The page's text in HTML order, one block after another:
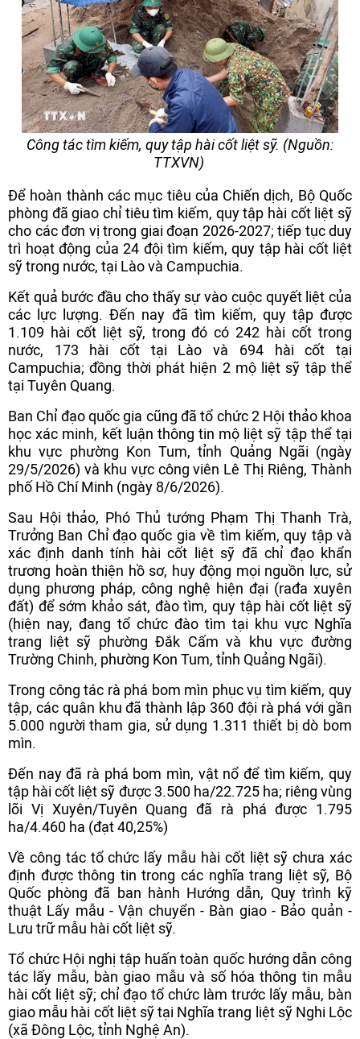
Công tác tìm kiếm, quy tập hài cốt liệt sỹ. (Nguồn:
TTXVN)
Để hoàn thành các mục tiêu của Chiến dịch, Bộ Quốc
phòng đã giao chỉ tiêu tìm kiếm, quy tập hài cốt liệt sỹ
cho các đơn vị trong giai đoạn 2026-2027; tiếp tục duy
trì hoạt động của 24 đội tìm kiếm, quy tập hài cốt liệt
sỹ trong nước, tại Lào và Campuchia.
Kết quả bước đầu cho thấy sự vào cuộc quyết liệt của
các lực lượng. Đến nay đã tìm kiếm, quy tập được
1.109 hài cốt liệt sỹ, trong đó có 242 hài cốt trong
nước, 173 hài cốt tại Lào và 694 hài cốt tại
Campuchia; đồng thời phát hiện 2 mộ liệt sỹ tập thể
tại Tuyên Quang.
Ban Chỉ đạo quốc gia cũng đã tổ chức 2 Hội thảo khoa
học xác minh, kết luận thông tin mộ liệt sỹ tập thể tại
khu vực phường Kon Tum, tỉnh Quảng Ngãi (ngày
29/5/2026) và khu vực công viên Lê Thị Riêng, Thành
phố Hồ Chí Minh (ngày 8/6/2026).
Sau Hội thảo, Phó Thủ tướng Phạm Thị Thanh Trà,
Trưởng Ban Chỉ đạo quốc gia về tìm kiếm, quy tập và
xác định danh tính hài cốt liệt sỹ đã chỉ đạo khẩn
trương hoàn thiện hồ sơ, huy động mọi nguồn lực, sử
dụng phương pháp, công nghệ hiện đại (rađa xuyên
đất) để sớm khảo sát, đào tìm, quy tập hài cốt liệt sỹ
(hiện nay, đang tổ chức đào tìm tại khu vực Nghĩa
trang liệt sỹ phường Đắk Cấm và khu vực đường
Trường Chinh, phường Kon Tum, tỉnh Quảng Ngãi).
Trong công tác rà phá bom mìn phục vụ tìm kiếm, quy
tập, các quân khu đã thành lập 360 đội rà phá với gần
5.000 người tham gia, sử dụng 1.311 thiết bị dò bom
mìn.
Đến nay đã rà phá bom mìn, vật nổ để tìm kiếm, quy
tập hài cốt liệt sỹ được 3.500 ha/22.725 ha; riêng vùng
lõi Vị Xuyên/Tuyên Quang đã rà phá được 1.795
ha/4.460 ha (đạt 40,25%)
Về công tác tổ chức lấy mẫu hài cốt liệt sỹ chưa xác
định được thông tin trong các nghĩa trang liệt sỹ, Bộ
Quốc phòng đã ban hành Hướng dẫn, Quy trình kỹ
thuật Lấy mẫu - Vận chuyển - Bàn giao - Bảo quản -
Lưu trữ mẫu hài cốt liệt sỹ.
Tổ chức Hội nghị tập huấn toàn quốc hướng dẫn công
tác lấy mẫu, bàn giao mẫu và số hóa thông tin mẫu
hài cốt liệt sỹ; chỉ đạo tổ chức làm trước lấy mẫu, bàn
giao mẫu hài cốt liệt sỹ tại Nghĩa trang liệt sỹ Nghi Lộc
(xã Đông Lộc, tỉnh Nghệ An).